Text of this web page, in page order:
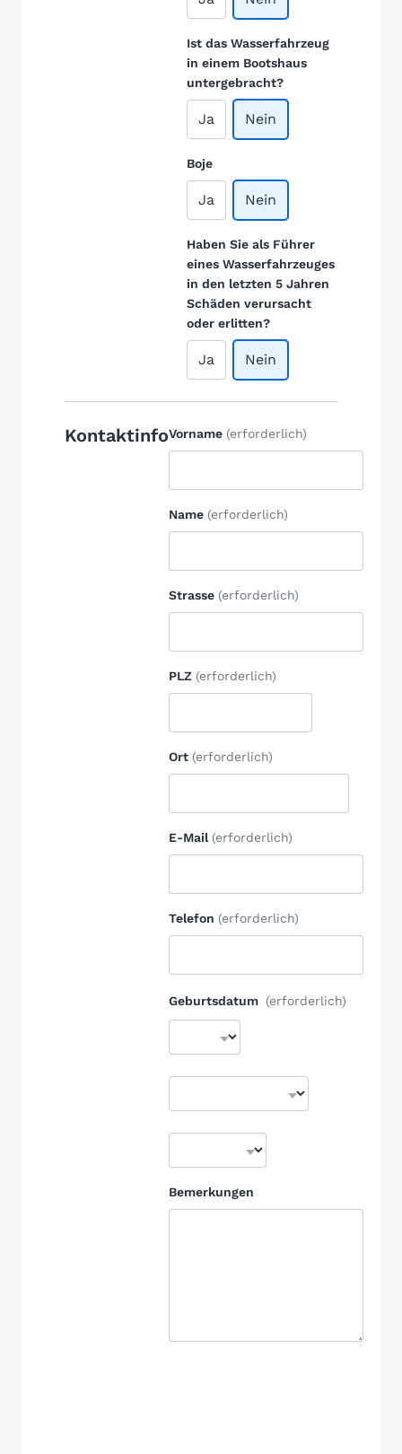
Ist das Wasserfahrzeug
in einem Bootshaus
untergebracht?
Ja Nein
Boje
Ja Nein
Haben Sie als Führer
eines Wasserfahrzeuges
in den letzten 5 Jahren
Schäden verursacht
oder erlitten?
Ja Nein
KontaktinfoVorname (erforderlich)
Name (erforderlich)
Strasse (erforderlich)
PLZ (erforderlich)
Ort (erforderlich)
E-Mail (erforderlich)
Telefon (erforderlich)
Geburtsdatum (erforderlich)
Bemerkungen